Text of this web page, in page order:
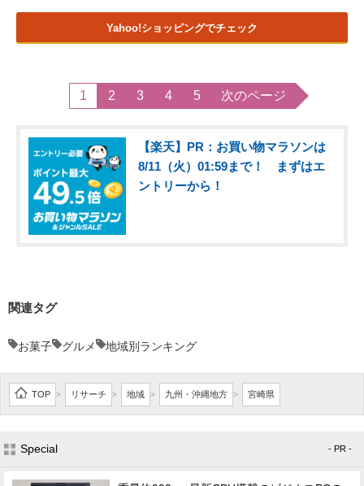
Yahoo!ショッピングでチェック
1 2 3 4 5 次のページ
【楽天】PR：お買い物マラソンは
8/11（火）01:59まで！ まずはエ
ントリーから！
関連タグ
お菓子 グルメ 地域別ランキング
TOP > リサーチ > 地域 > 九州・沖縄地方 > 宮崎県
Special - PR -